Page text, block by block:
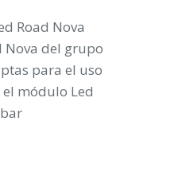
Road Nova
Nova del grupo
para el uso
el módulo Led